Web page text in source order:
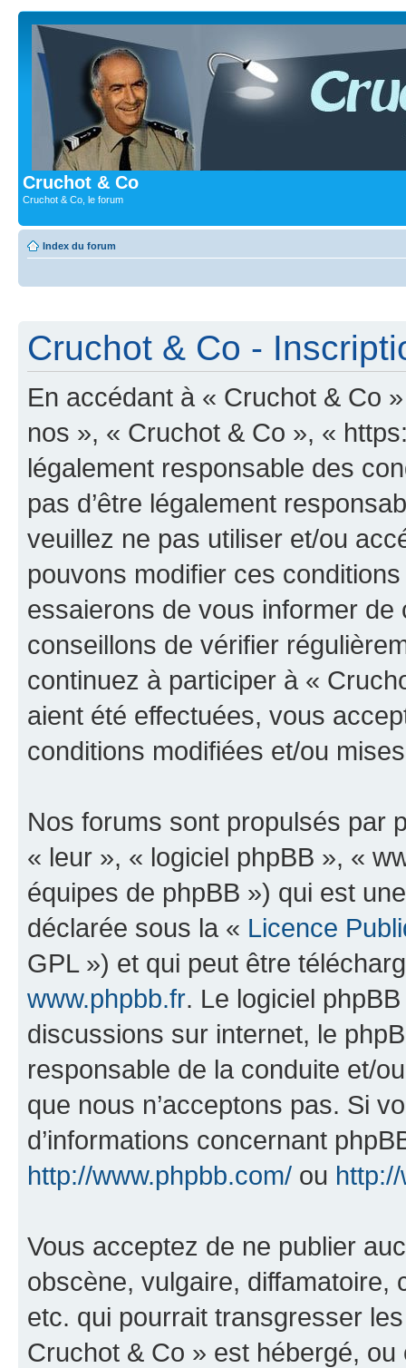
Cruchot & Co
Cruchot & Co, le forum
Index du forum
Cruchot & Co -
En accédant à « Cruchot & Co
nos », « Cruchot & Co », «
légalement responsable des
pas d’être légalement
veuillez ne pas utiliser et/ou
pouvons modifier ces
essaierons de vous informer
conseillons de vérifier
continuez à participer à «
aient été effectuées, vous
conditions modifiées et/ou
Nos forums sont propulsés par
« leur », « logiciel phpBB », «
équipes de phpBB ») qui est
déclarée sous la « Licence
GPL ») et qui peut être
www.phpbb.fr. Le logiciel
discussions sur internet, le
responsable de la conduite et/
que nous n’acceptons pas. Si
d’informations concernant
http://www.phpbb.com/ ou
Vous acceptez de ne publier
obscène, vulgaire, diffamatoire,
etc. qui pourrait transgresser
Cruchot & Co » est hébergé,